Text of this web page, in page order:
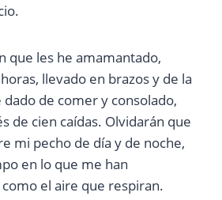
que les he amamantado,
llevado en brazos y de la
de comer y consolado,
de cien caídas. Olvidarán que
mi pecho de día y de noche,
en lo que me han
el aire que respiran.